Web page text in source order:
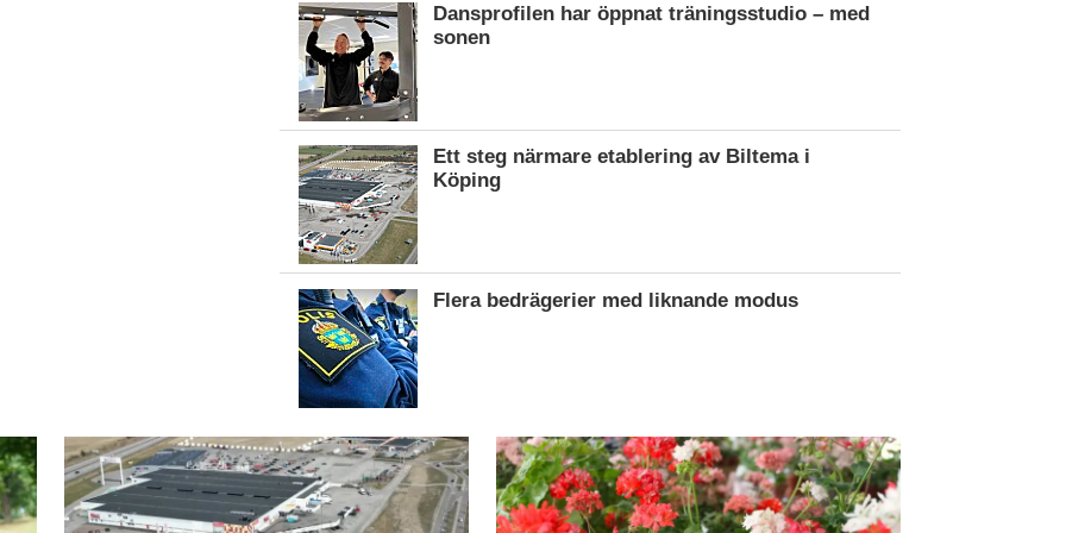
Dansprofilen har öppnat träningsstudio – med
sonen
Ett steg närmare etablering av Biltema i
Köping
Flera bedrägerier med liknande modus